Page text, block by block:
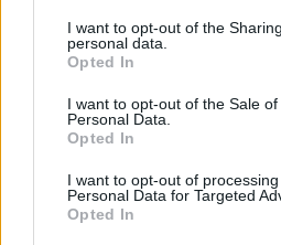
not limited to your visit or usage
grant or deny consent to Google
use your data for below specified
consent section.
I want to opt-out of the
personal data.
Opted In
I want to opt-out of the Sale of
Personal Data.
Opted In
I want to opt-out of
Personal Data for Targeted
Opted In
Érdekesség: Panyi
Est vendége volt.
olvasható, a teljes
nézhető meg: